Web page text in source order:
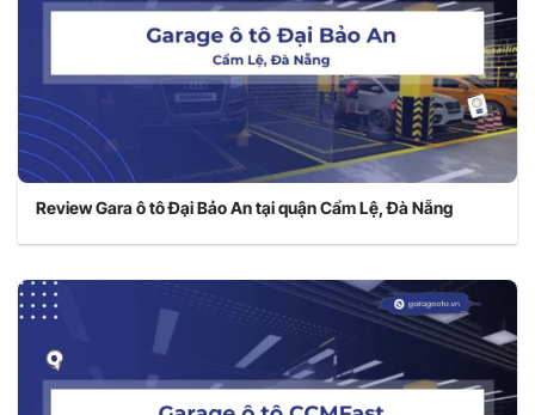
Review Gara ô tô Đại Bảo An tại quận Cẩm Lệ, Đà Nẵng